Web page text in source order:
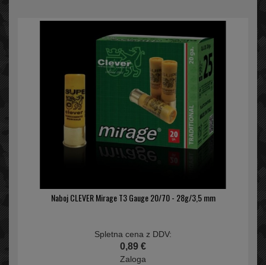
Naboj CLEVER Mirage T3 Gauge 20/70 - 28g/3,5 mm
Spletna cena z DDV:
0,89 €
Zaloga